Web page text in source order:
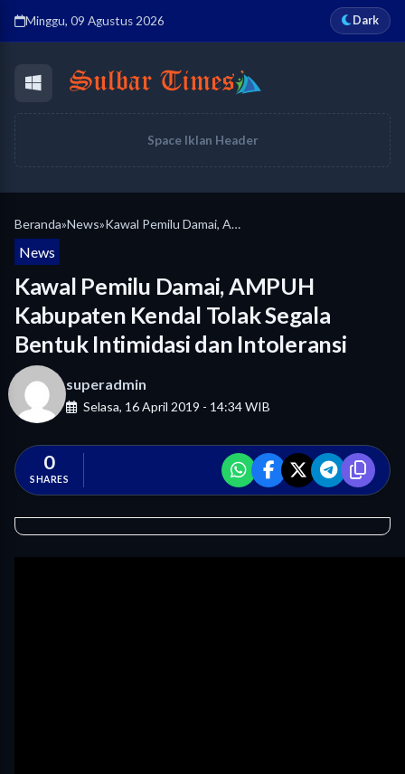
Minggu, 09 Agustus 2026 Dark
Space Iklan Header
Beranda»News» Kawal Pemilu Damai, AMPUH Kabupaten Kendal Tolak Segala Bentuk Intimidasi dan Intoleransi
News
Kawal Pemilu Damai, AMPUH
Kabupaten Kendal Tolak Segala
Bentuk Intimidasi dan Intoleransi
superadmin
Selasa, 16 April 2019 - 14:34 WIB
0
SHARES